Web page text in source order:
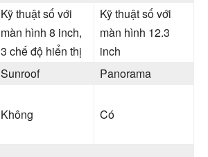
Kỹ thuật số với
màn hình 8 inch,
3 chế độ hiển thị
Kỹ thuật số với
màn hình 12.3
inch
Sunroof
Panorama
Không Có